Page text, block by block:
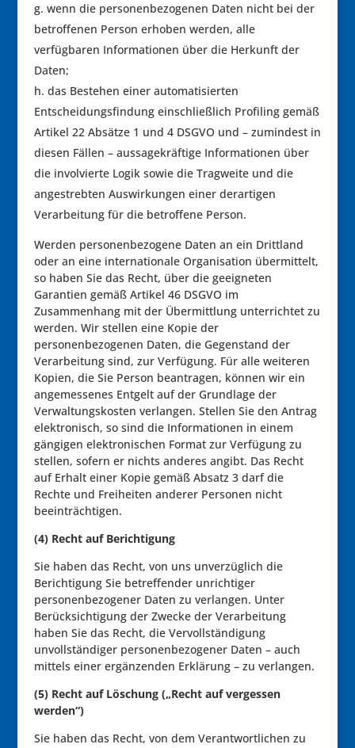
wenn die personenbezogenen Daten nicht bei der
betroffenen Person erhoben werden, alle
verfügbaren Informationen über die Herkunft der
Daten;
das Bestehen einer automatisierten
Entscheidungsfindung einschließlich Profiling gemäß
Artikel 22 Absätze 1 und 4 DSGVO und – zumindest in
diesen Fällen – aussagekräftige Informationen über
die involvierte Logik sowie die Tragweite und die
angestrebten Auswirkungen einer derartigen
Verarbeitung für die betroffene Person.
Werden personenbezogene Daten an ein Drittland
oder an eine internationale Organisation übermittelt,
so haben Sie das Recht, über die geeigneten
Garantien gemäß Artikel 46 DSGVO im
Zusammenhang mit der Übermittlung unterrichtet zu
werden. Wir stellen eine Kopie der
personenbezogenen Daten, die Gegenstand der
Verarbeitung sind, zur Verfügung. Für alle weiteren
Kopien, die Sie Person beantragen, können wir ein
angemessenes Entgelt auf der Grundlage der
Verwaltungskosten verlangen. Stellen Sie den Antrag
elektronisch, so sind die Informationen in einem
gängigen elektronischen Format zur Verfügung zu
stellen, sofern er nichts anderes angibt. Das Recht
auf Erhalt einer Kopie gemäß Absatz 3 darf die
Rechte und Freiheiten anderer Personen nicht
beeinträchtigen.
(4) Recht auf Berichtigung
Sie haben das Recht, von uns unverzüglich die
Berichtigung Sie betreffender unrichtiger
personenbezogener Daten zu verlangen. Unter
Berücksichtigung der Zwecke der Verarbeitung
haben Sie das Recht, die Vervollständigung
unvollständiger personenbezogener Daten – auch
mittels einer ergänzenden Erklärung – zu verlangen.
(5) Recht auf Löschung („Recht auf vergessen
werden“)
Sie haben das Recht, von dem Verantwortlichen zu